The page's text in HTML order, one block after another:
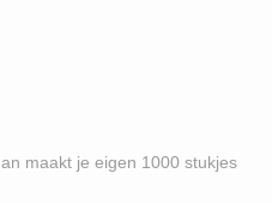
eigen 1000 stukjes